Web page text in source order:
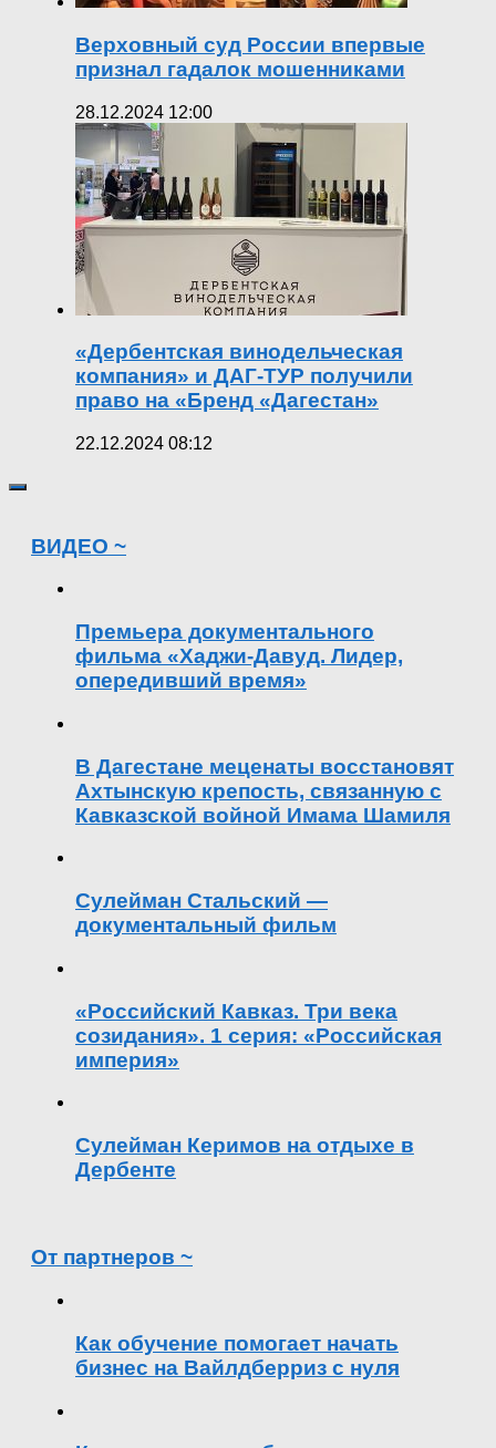
Верховный суд России впервые
признал гадалок мошенниками
28.12.2024 12:00
«Дербентская винодельческая
компания» и ДАГ-ТУР получили
право на «Бренд «Дагестан»
22.12.2024 08:12
ВИДЕО ~
Премьера документального
фильма «Хаджи-Давуд. Лидер,
опередивший время»
В Дагестане меценаты восстановят
Ахтынскую крепость, связанную с
Кавказской войной Имама Шамиля
Сулейман Стальский —
документальный фильм
«Российский Кавказ. Три века
созидания». 1 серия: «Российская
империя»
Сулейман Керимов на отдыхе в
Дербенте
От партнеров ~
Как обучение помогает начать
бизнес на Вайлдберриз с нуля